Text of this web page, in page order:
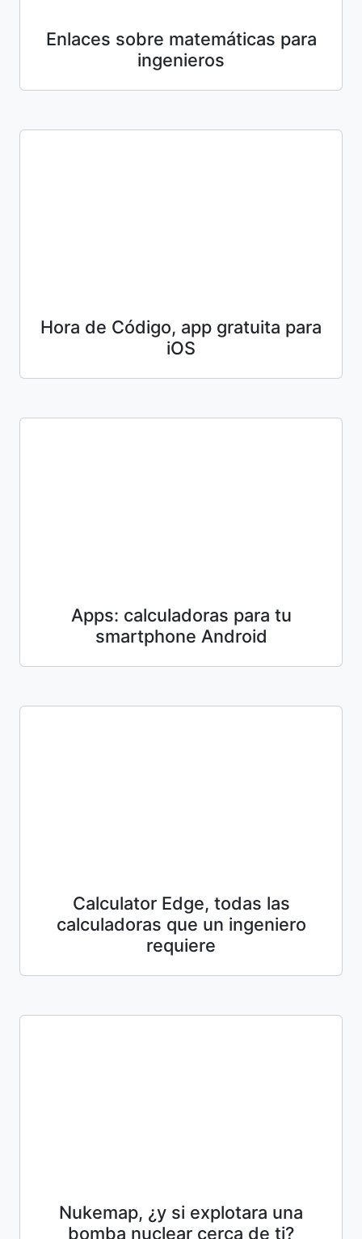
Enlaces sobre matemáticas para
ingenieros
Hora de Código, app gratuita para
iOS
Apps: calculadoras para tu
smartphone Android
Calculator Edge, todas las
calculadoras que un ingeniero
requiere
Nukemap, ¿y si explotara una
bomba nuclear cerca de ti?